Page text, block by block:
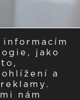
jako
a
nám